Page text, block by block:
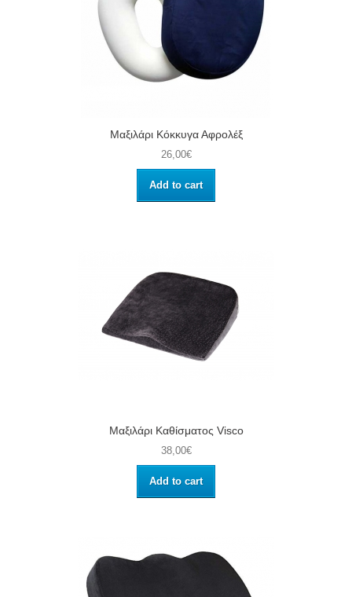
Μαξιλάρι Κόκκυγα Αφρολέξ
26,00€
Add to cart
Μαξιλάρι Καθίσματος Visco
38,00€
Add to cart